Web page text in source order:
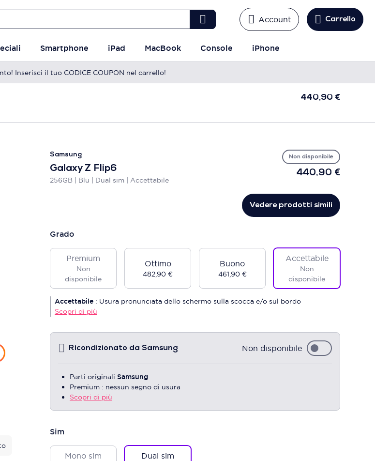
Account Carrello
Smartphone iPad MacBook Console iPhone
Inserisci il tuo CODICE COUPON nel carrello!
440,90 €
Samsung
Galaxy Z Flip6
256GB | Blu | Dual sim | Accettabile
Non disponibile
440,90 €
Vedere prodotti simili
Grado
Premium
Non
disponibile
Ottimo
482,90 €
Buono
461,90 €
Accettabile
Non
disponibile
Accettabile : Usura pronunciata dello schermo sulla scocca e/o sul bordo
Scopri di più
Ricondizionato da Samsung Non disponibile
Parti originali Samsung
Premium : nessun segno di usura
Scopri di più
Sim
Mono sim Dual sim